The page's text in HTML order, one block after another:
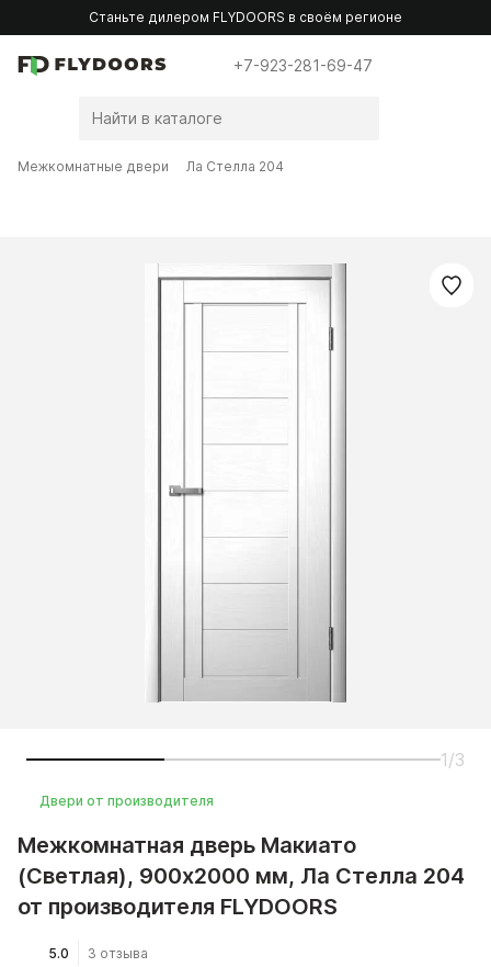
Станьте дилером FLYDOORS в своём регионе
+7-923-281-69-47
Межкомнатные двери Ла Стелла 204
1/3
Двери от производителя
Межкомнатная дверь Макиато
(Светлая), 900x2000 мм, Ла Стелла 204
от производителя FLYDOORS
5.0 3 отзыва